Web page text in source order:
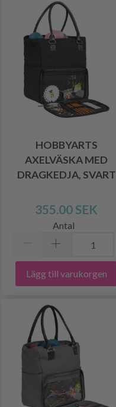
HOBBYARTS
AXELVÄSKA MED
DRAGKEDJA, SVART
355.00 SEK
Antal
Lägg till varukorgen